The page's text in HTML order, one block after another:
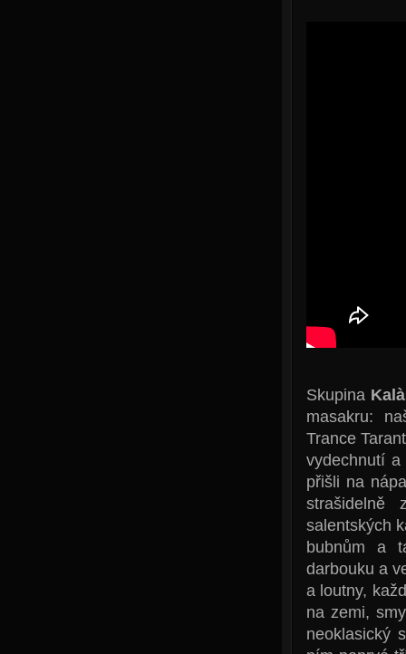
Skupina
masakru:
Trance
vydechnutí
přišli na
strašidelně
salentských
bubnům a
darbouku a
a loutny,
na zemi,
neoklasický